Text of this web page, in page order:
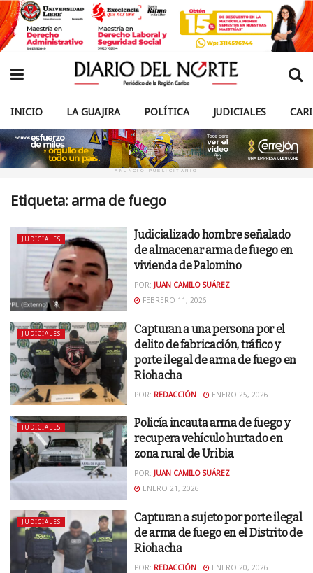
INICIO LA GUAJIRA POLÍTICA JUDICIALES
ANUNCIO PUBLICITARIO
Etiqueta: arma de fuego
JUDICIALES
Judicializado hombre señalado
de almacenar arma de fuego en
vivienda de Palomino
POR: JUAN CAMILO SUÁREZ
FEBRERO 11, 2026
JUDICIALES
Capturan a una persona por el
delito de fabricación, tráfico y
porte ilegal de arma de fuego en
Riohacha
POR: REDACCIÓN ENERO 25, 2026
JUDICIALES
Policía incauta arma de fuego y
recupera vehículo hurtado en
zona rural de Uribia
POR: JUAN CAMILO SUÁREZ
ENERO 21, 2026
JUDICIALES
Capturan a sujeto por porte ilegal
de arma de fuego en el Distrito de
Riohacha
POR: REDACCIÓN ENERO 20, 2026